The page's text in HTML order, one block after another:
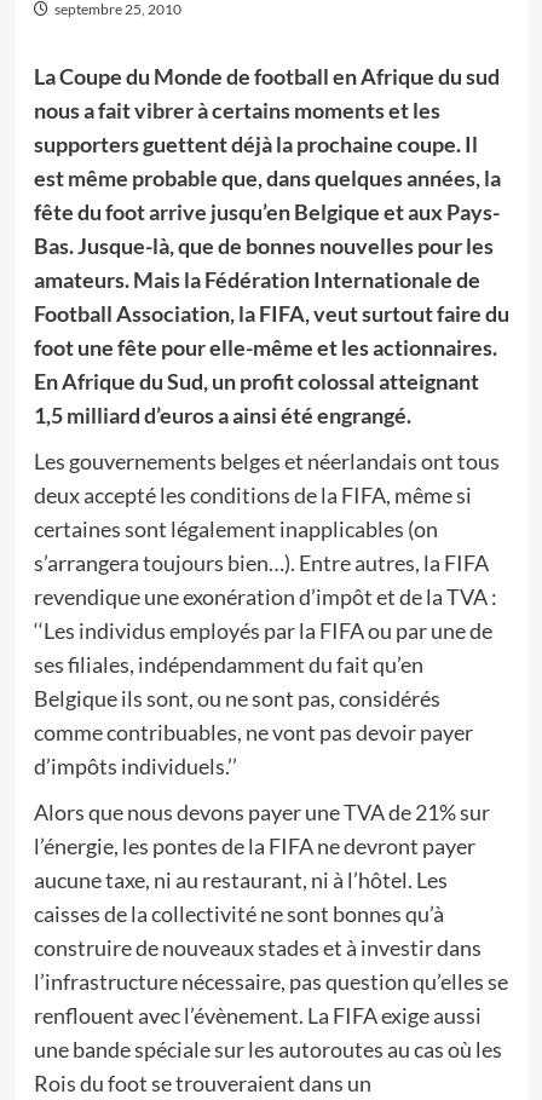
septembre 25, 2010
La Coupe du Monde de football en Afrique du sud
nous a fait vibrer à certains moments et les
supporters guettent déjà la prochaine coupe. Il
est même probable que, dans quelques années, la
fête du foot arrive jusqu’en Belgique et aux Pays-
Bas. Jusque-là, que de bonnes nouvelles pour les
amateurs. Mais la Fédération Internationale de
Football Association, la FIFA, veut surtout faire du
foot une fête pour elle-même et les actionnaires.
En Afrique du Sud, un profit colossal atteignant
1,5 milliard d’euros a ainsi été engrangé.
Les gouvernements belges et néerlandais ont tous
deux accepté les conditions de la FIFA, même si
certaines sont légalement inapplicables (on
s’arrangera toujours bien…). Entre autres, la FIFA
revendique une exonération d’impôt et de la TVA :
‘‘Les individus employés par la FIFA ou par une de
ses filiales, indépendamment du fait qu’en
Belgique ils sont, ou ne sont pas, considérés
comme contribuables, ne vont pas devoir payer
d’impôts individuels.’’
Alors que nous devons payer une TVA de 21% sur
l’énergie, les pontes de la FIFA ne devront payer
aucune taxe, ni au restaurant, ni à l’hôtel. Les
caisses de la collectivité ne sont bonnes qu’à
construire de nouveaux stades et à investir dans
l’infrastructure nécessaire, pas question qu’elles se
renflouent avec l’évènement. La FIFA exige aussi
une bande spéciale sur les autoroutes au cas où les
Rois du foot se trouveraient dans un